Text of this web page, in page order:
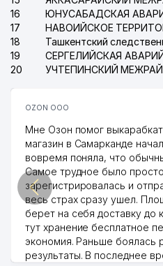
NG SERVICE ООО
LOTOS INDUSTRIAL
ООО
44 CHUDO DOKTOR ООО
46 POISG-SERVIS ООО
47 ОТДЕЛЕНИЕ СВЯЗИ
48
УЗБЕКИНВЕСТ
ЯШНАБАДСКИЙ
49 FAZLIDDIN DENTAL
16
17
18
19
20
OZON ООО
Мне Озон помог
магазин в Самарканде
вовремя поняла, что
Самое трудное было
зарегистрировалась и
весь страх сразу ушел.
берет на себя доставку до
тут хранение бесплатное
экономия. Раньше боялась
результаты. В последнее